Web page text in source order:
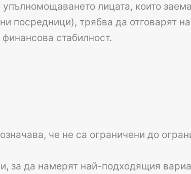
упълномощаването лицата, които
посредници), трябва да отговарят
стабилност.
че не са ограничени до
за да намерят най-подходящия